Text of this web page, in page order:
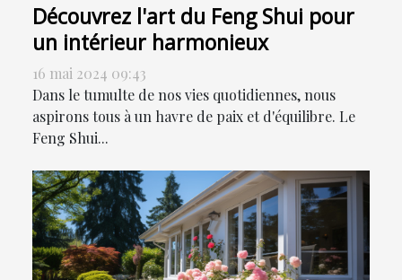
Découvrez l'art du Feng Shui pour
un intérieur harmonieux
16 mai 2024 09:43
Dans le tumulte de nos vies quotidiennes, nous
aspirons tous à un havre de paix et d'équilibre. Le
Feng Shui...